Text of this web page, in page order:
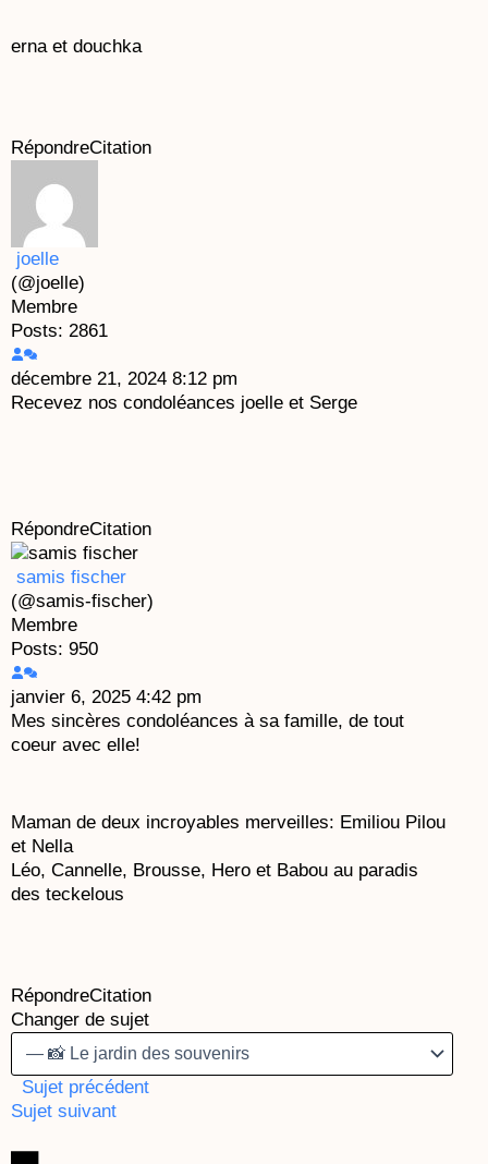
erna et douchka
RépondreCitation
joelle
(@joelle)
Membre
Posts: 2861
décembre 21, 2024 8:12 pm
Recevez nos condoléances joelle et Serge
RépondreCitation
samis fischer
(@samis-fischer)
Membre
Posts: 950
janvier 6, 2025 4:42 pm
Mes sincères condoléances à sa famille, de tout
coeur avec elle!
Maman de deux incroyables merveilles: Emiliou Pilou
et Nella
Léo, Cannelle, Brousse, Hero et Babou au paradis
des teckelous
RépondreCitation
Changer de sujet
Sujet précédent
Sujet suivant